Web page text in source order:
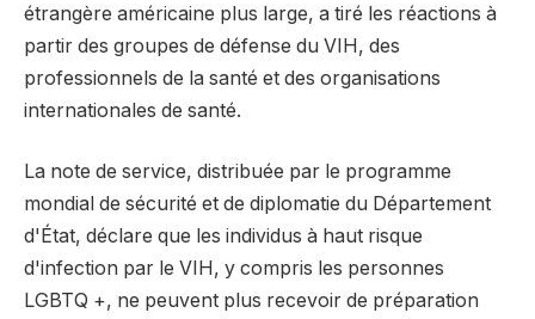
étrangère américaine plus large, a tiré les réactions à
partir des groupes de défense du VIH, des
professionnels de la santé et des organisations
internationales de santé.
La note de service, distribuée par le programme
mondial de sécurité et de diplomatie du Département
d'État, déclare que les individus à haut risque
d'infection par le VIH, y compris les personnes
LGBTQ +, ne peuvent plus recevoir de préparation